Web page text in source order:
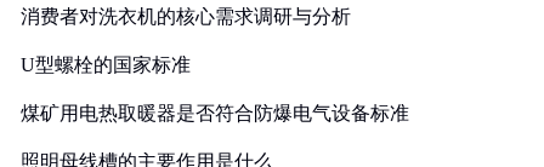
消费者对洗衣机的核心需求调研与分析
U型螺栓的国家标准
煤矿用电热取暖器是否符合防爆电气设备标准
照明母线槽的主要作用是什么